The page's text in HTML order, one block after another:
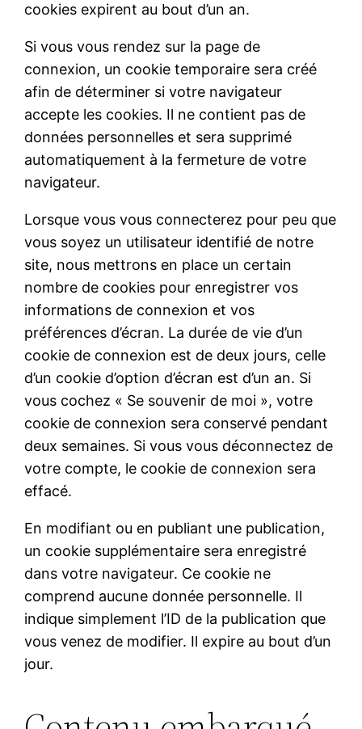
cookies expirent au bout d’un an.
Si vous vous rendez sur la page de
connexion, un cookie temporaire sera créé
afin de déterminer si votre navigateur
accepte les cookies. Il ne contient pas de
données personnelles et sera supprimé
automatiquement à la fermeture de votre
navigateur.
Lorsque vous vous connecterez pour peu que
vous soyez un utilisateur identifié de notre
site, nous mettrons en place un certain
nombre de cookies pour enregistrer vos
informations de connexion et vos
préférences d’écran. La durée de vie d’un
cookie de connexion est de deux jours, celle
d’un cookie d’option d’écran est d’un an. Si
vous cochez « Se souvenir de moi », votre
cookie de connexion sera conservé pendant
deux semaines. Si vous vous déconnectez de
votre compte, le cookie de connexion sera
effacé.
En modifiant ou en publiant une publication,
un cookie supplémentaire sera enregistré
dans votre navigateur. Ce cookie ne
comprend aucune donnée personnelle. Il
indique simplement l’ID de la publication que
vous venez de modifier. Il expire au bout d’un
jour.